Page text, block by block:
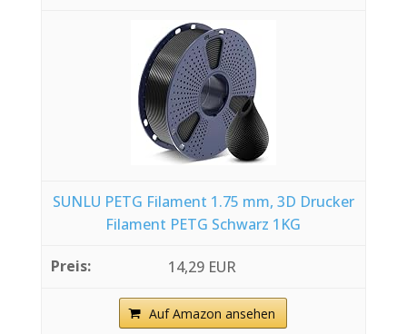
SUNLU PETG Filament 1.75 mm, 3D Drucker
Filament PETG Schwarz 1KG
14,29 EUR
Auf Amazon ansehen